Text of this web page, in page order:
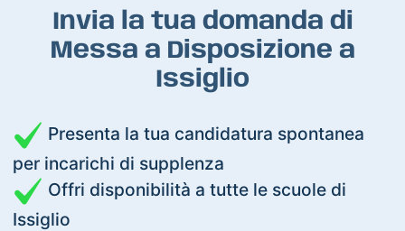
Invia la tua domanda di
Messa a Disposizione a
Issiglio
Presenta la tua candidatura spontanea
per incarichi di supplenza
Offri disponibilità a tutte le scuole di
Issiglio